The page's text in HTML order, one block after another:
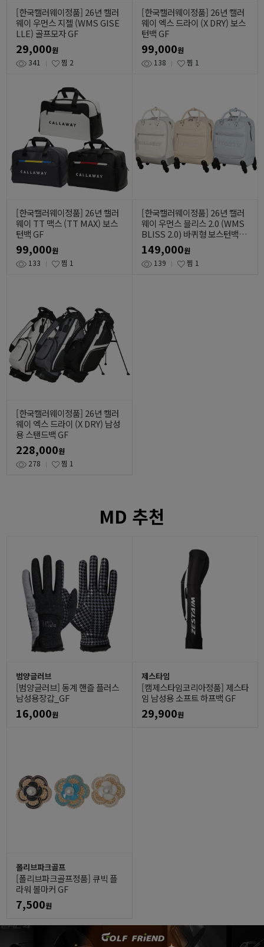
[한국캘러웨이정품] 26년 캘러
웨이 우먼스 지젤 (WMS GISE
LLE) 골프모자 GF
29,000원
341
찜 2
[한국캘러웨이정품] 26년 캘러
웨이 엑스 드라이 (X DRY) 보스
턴백 GF
99,000원
138
찜 1
[한국캘러웨이정품] 26년 캘러
웨이 TT 맥스 (TT MAX) 보스
턴백 GF
99,000원
133
찜 1
[한국캘러웨이정품] 26년 캘러
웨이 우먼스 블리스 2.0 (WMS
BLISS 2.0) 바퀴형 보스턴백 G
F
149,000원
139
찜 1
[한국캘러웨이정품] 26년 캘러
웨이 엑스 드라이 (X DRY) 남성
용 스탠드백 GF
228,000원
278
찜 1
MD 추천
범양글러브
[범양글러브] 동계 핸즐 플러스
남성용장갑_GF
16,000원
제스타임
[캠제스타임코리아정품] 제스타
임 남성용 소프트 하프백 GF
29,900원
폴리브파크골프
[폴리브파크골프정품] 큐빅 플
라워 볼마커 GF
7,500원